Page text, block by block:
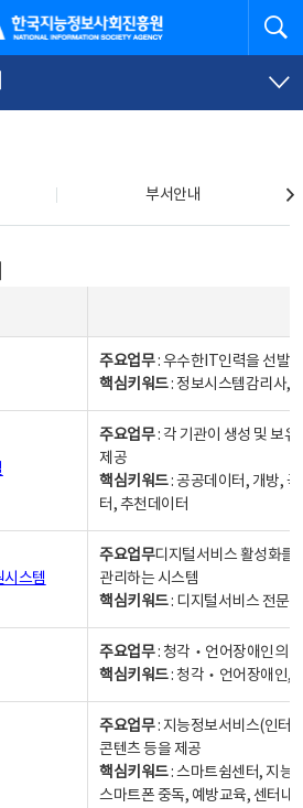
정보사회진흥원
부서안내
주요업무: 우수한IT인력을 선발
핵심키워드: 정보시스템감리사,
주요업무: 각 기관이 생성 및 보
제공
핵심키워드: 공공데이터, 개방,
터, 추천데이터
시스템
주요업무디지털서비스 활성화를
관리하는 시스템
핵심키워드: 디지털서비스 전문
주요업무: 청각‧언어장애인의
핵심키워드: 청각‧언어장애인,
주요업무: 지능정보서비스(인터
콘텐츠 등을 제공
핵심키워드: 스마트쉼센터, 지능
스마트폰 중독, 예방교육, 센터내